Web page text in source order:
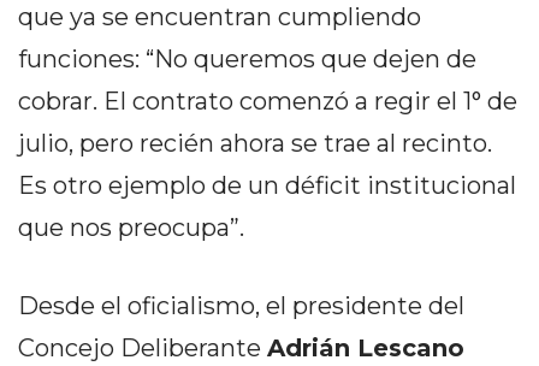
NORTE
CLAVE
PERGAMINO
NOTICIAS
DE
ARRECIFES
que ya se encuentran cumpliendo
funciones: “No queremos que dejen de
cobrar. El contrato comenzó a regir el 1° de
julio, pero recién ahora se trae al recinto.
Es otro ejemplo de un déficit institucional
que nos preocupa”.
Desde el oficialismo, el presidente del
Concejo Deliberante Adrián Lescano